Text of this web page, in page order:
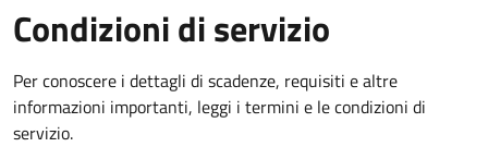
Condizioni di servizio
Per conoscere i dettagli di scadenze, requisiti e altre
informazioni importanti, leggi i termini e le condizioni di
servizio.